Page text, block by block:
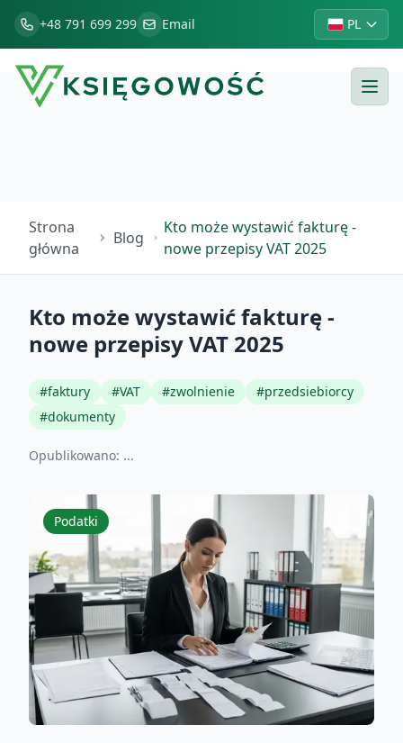
+48 791 699 299 Email PL
Strona
główna
Blog
Kto może wystawić fakturę -
nowe przepisy VAT 2025
Kto może wystawić fakturę -
nowe przepisy VAT 2025
#faktury #VAT #zwolnienie #przedsiebiorcy
#dokumenty
Opublikowano: ...
Podatki